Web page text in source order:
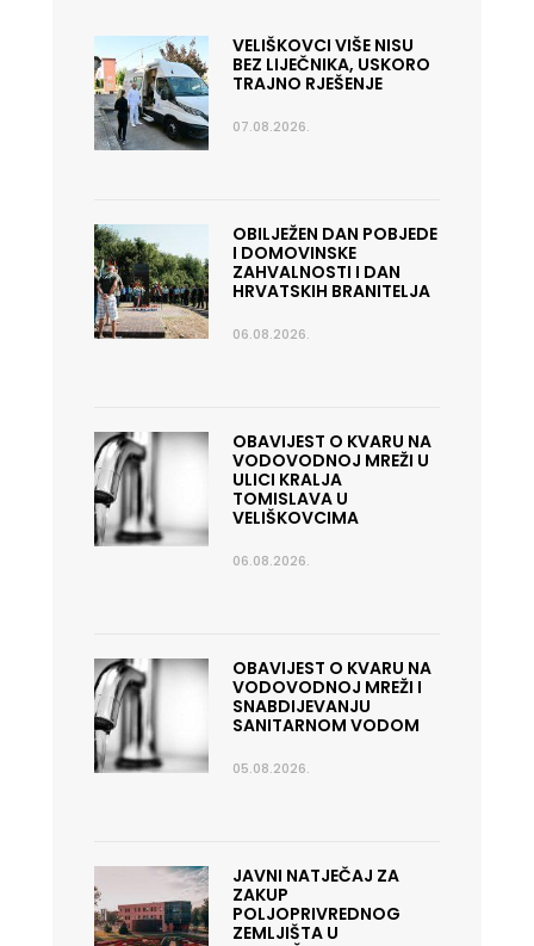
VELIŠKOVCI VIŠE NISU
BEZ LIJEČNIKA, USKORO
TRAJNO RJEŠENJE
07.08.2026.
OBILJEŽEN DAN POBJEDE
I DOMOVINSKE
ZAHVALNOSTI I DAN
HRVATSKIH BRANITELJA
06.08.2026.
OBAVIJEST O KVARU NA
VODOVODNOJ MREŽI U
ULICI KRALJA
TOMISLAVA U
VELIŠKOVCIMA
06.08.2026.
OBAVIJEST O KVARU NA
VODOVODNOJ MREŽI I
SNABDIJEVANJU
SANITARNOM VODOM
05.08.2026.
JAVNI NATJEČAJ ZA
ZAKUP
POLJOPRIVREDNOG
ZEMLJIŠTA U